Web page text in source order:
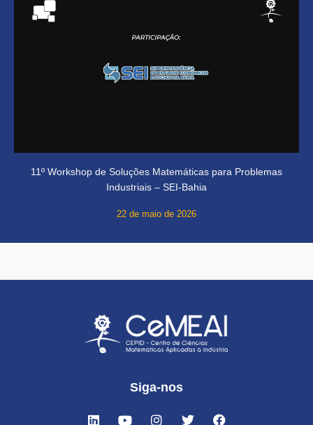
11º Workshop de Soluções Matemáticas para Problemas
Industriais – SEI-Bahia
22 de maio de 2026
Siga-nos